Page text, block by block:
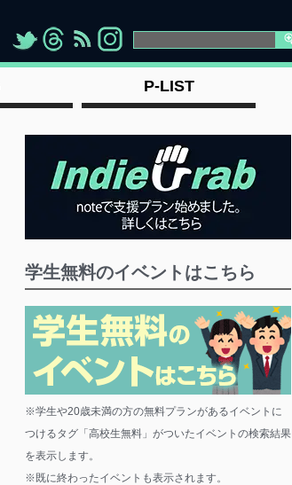
"> "> "> " >
P-LIST
学生無料のイベントはこちら
※学生や20歳未満の方の無料プランがあるイベントに
つけるタグ「高校生無料」がついたイベントの検索結果
を表示します。
※既に終わったイベントも表示されます。